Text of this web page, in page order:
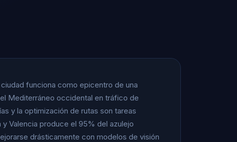
funciona como epicentro de una
Mediterráneo occidental en tráfico de
y la optimización de rutas son tareas
y Valencia produce el 95% del azulejo
drásticamente con modelos de visión